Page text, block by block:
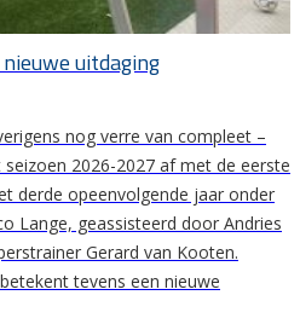
nieuwe uitdaging
nog verre van compleet –
2026-2027 af met de eerste
derde opeenvolgende jaar onder
Lange, geassisteerd door Andries
Gerard van Kooten.
tevens een nieuwe